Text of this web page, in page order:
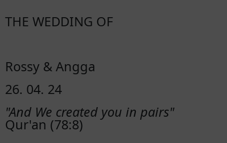
THE WEDDING OF
Rossy & Angga
26. 04. 24
"And We created you in pairs"
Qur'an (78:8)